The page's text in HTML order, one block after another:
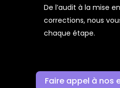
De l’audit à la mise
corrections, nous
chaque étape.
Faire appel à nos